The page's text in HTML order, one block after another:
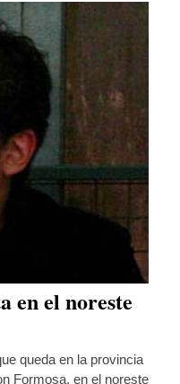
en el noreste
queda en la provincia
Formosa, en el noreste